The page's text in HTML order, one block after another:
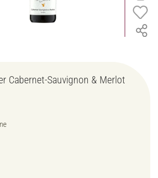
Cabernet-Sauvignon & Merlot